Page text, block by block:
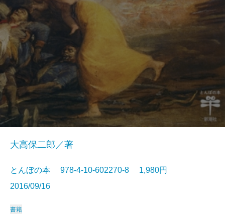
大高保二郎／著
とんぼの本 978-4-10-602270-8 1,980円
2016/09/16
書籍